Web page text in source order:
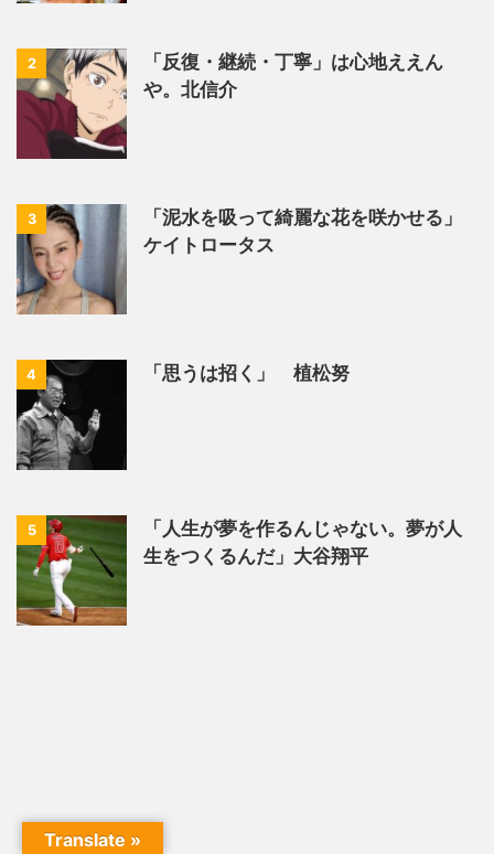
2
「反復・継続・丁寧」は心地ええん
や。北信介
3
「泥水を吸って綺麗な花を咲かせる」
ケイトロータス
4 「思うは招く」 植松努
5
「人生が夢を作るんじゃない。夢が人
生をつくるんだ」大谷翔平
Translate »